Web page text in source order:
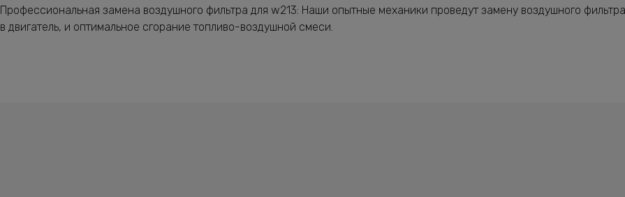
Профессиональная замена воздушного фильтра для w213: Наши опытные механики проведут замену воздушного
в двигатель, и оптимальное сгорание топливо-воздушной смеси.